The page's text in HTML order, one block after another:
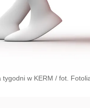
w KERM / fot.